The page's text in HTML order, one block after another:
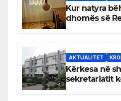
Kur natyra
dhomës së
AKTUALITET
Kërkesa në
sekretariatit